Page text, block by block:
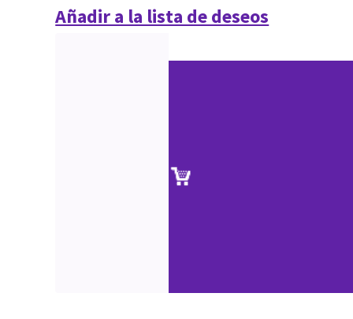
Añadir a la lista de deseos